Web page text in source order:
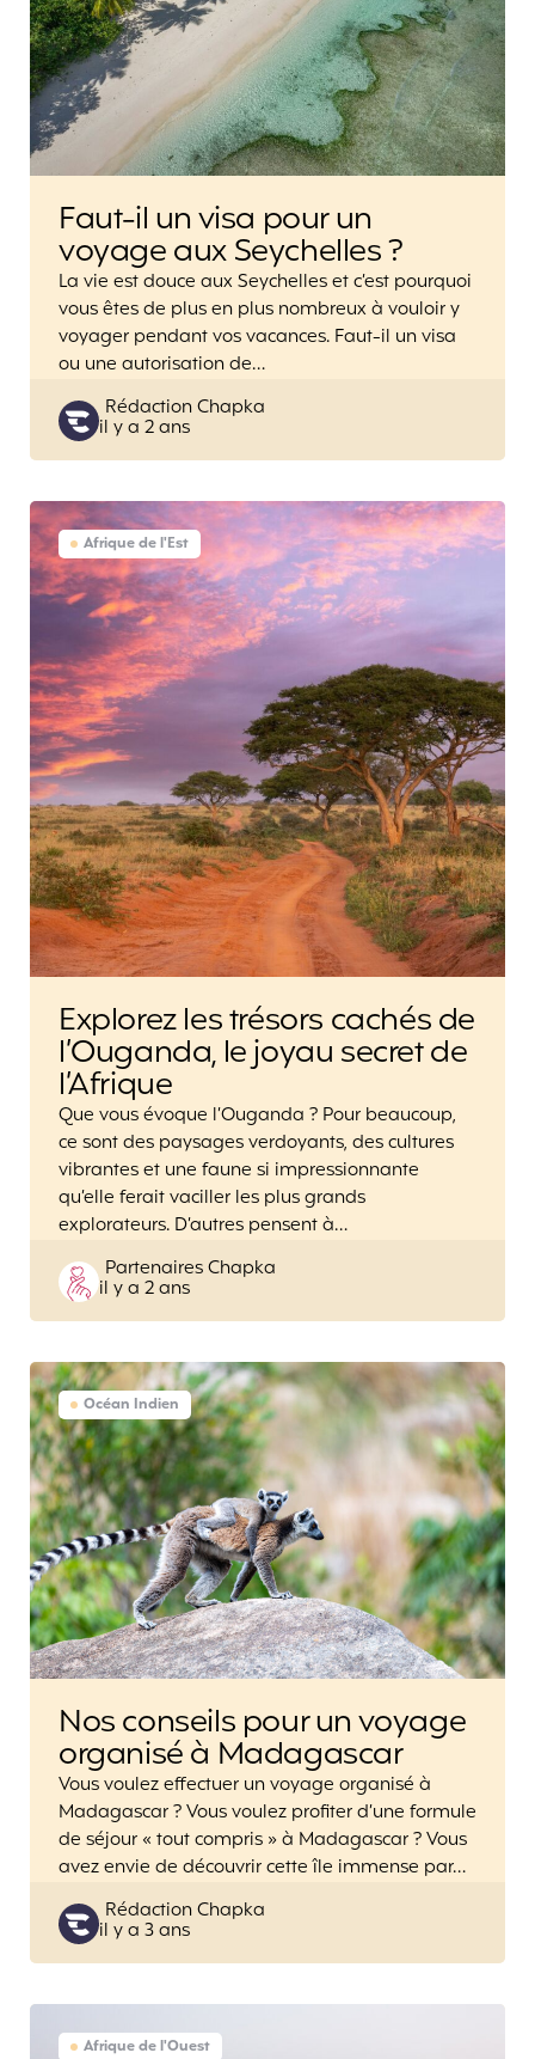
Faut-il un visa pour un
voyage aux Seychelles ?
La vie est douce aux Seychelles et c’est pourquoi
vous êtes de plus en plus nombreux à vouloir y
voyager pendant vos vacances. Faut-il un visa
ou une autorisation de…
Posted
by
Rédaction Chapka
il y a 2 ans
Afrique de l'Est
Explorez les trésors cachés de
l’Ouganda, le joyau secret de
l’Afrique
Que vous évoque l’Ouganda ? Pour beaucoup,
ce sont des paysages verdoyants, des cultures
vibrantes et une faune si impressionnante
qu’elle ferait vaciller les plus grands
explorateurs. D’autres pensent à…
Posted
by
Partenaires Chapka
il y a 2 ans
Océan Indien
Nos conseils pour un voyage
organisé à Madagascar
Vous voulez effectuer un voyage organisé à
Madagascar ? Vous voulez profiter d’une formule
de séjour « tout compris » à Madagascar ? Vous
avez envie de découvrir cette île immense par…
Posted
by
Rédaction Chapka
il y a 3 ans
Afrique de l'Ouest